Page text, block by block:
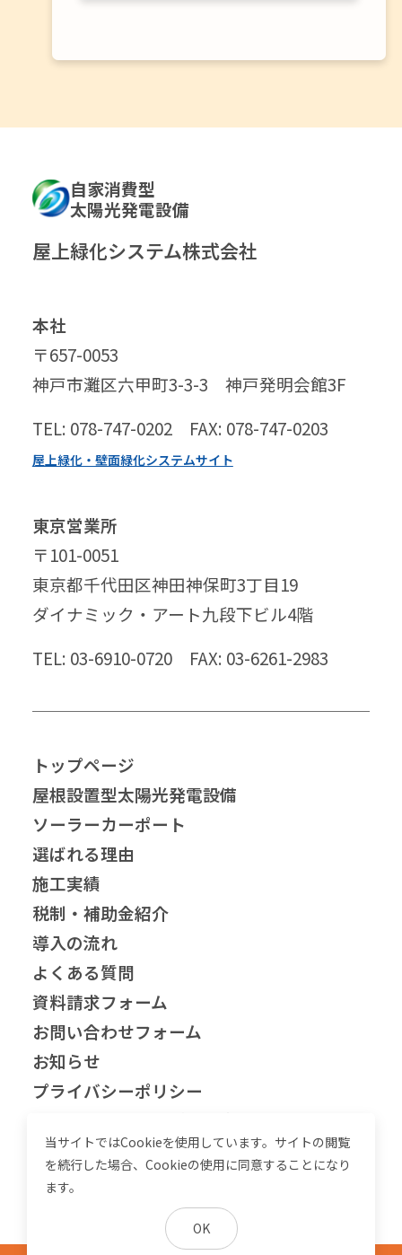
自家消費型
太陽光発電設備
屋上緑化システム株式会社
本社
〒657-0053
神戸市灘区六甲町3-3-3 神戸発明会館3F
TEL: 078-747-0202 FAX: 078-747-0203
屋上緑化・壁面緑化システムサイト
東京営業所
〒101-0051
東京都千代田区神田神保町3丁目19
ダイナミック・アート九段下ビル4階
TEL: 03-6910-0720 FAX: 03-6261-2983
トップページ
屋根設置型太陽光発電設備
ソーラーカーポート
選ばれる理由
施工実績
税制・補助金紹介
導入の流れ
よくある質問
資料請求フォーム
お問い合わせフォーム
お知らせ
プライバシーポリシー
お役立ちコラム
用語集
当サイトではCookieを使用しています。サイトの閲覧
を続行した場合、Cookieの使用に同意することになり
ます。
OK